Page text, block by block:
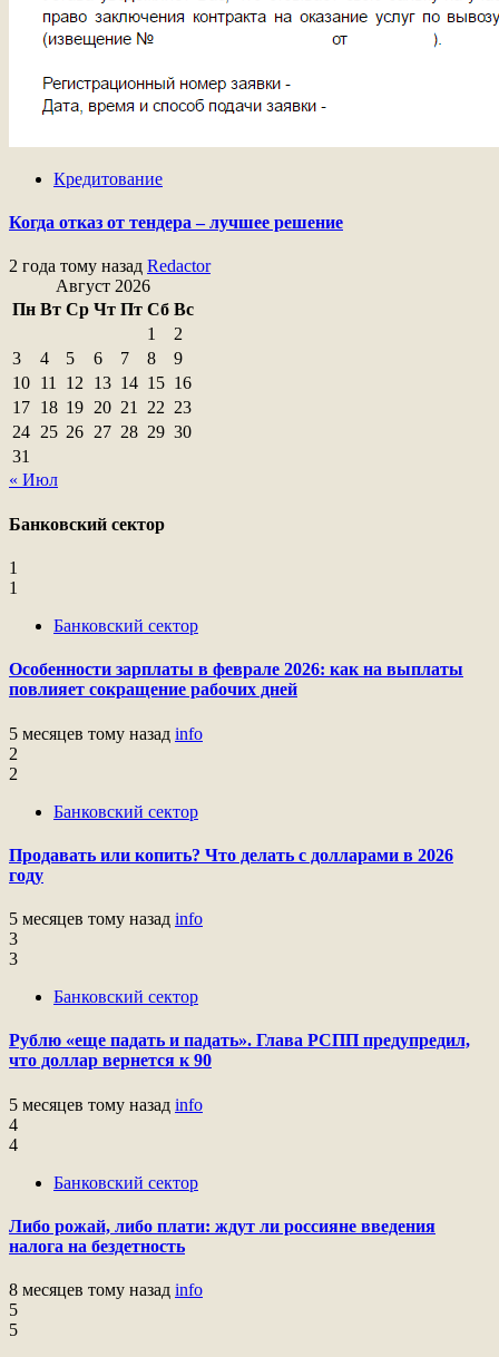
Кредитование
Когда отказ от тендера – лучшее решение
2 года тому назад Redactor
Август 2026
Пн Вт Ср Чт Пт Сб Вс
1
2
3
4 5 6 7 8
9
10 11 12 13 14 15 16
17 18 19 20 21 22 23
24 25 26 27 28 29 30
31
« Июл
Банковский сектор
1
1
Банковский сектор
Особенности зарплаты в феврале 2026: как на выплаты
повлияет сокращение рабочих дней
5 месяцев тому назад info
2
2
Банковский сектор
Продавать или копить? Что делать с долларами в 2026
году
5 месяцев тому назад info
3
3
Банковский сектор
Рублю «еще падать и падать». Глава РСПП предупредил,
что доллар вернется к 90
5 месяцев тому назад info
4
4
Банковский сектор
Либо рожай, либо плати: ждут ли россияне введения
налога на бездетность
8 месяцев тому назад info
5
5